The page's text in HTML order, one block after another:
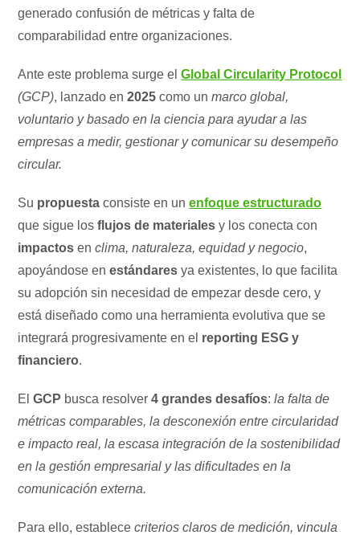
generado confusión de métricas y falta de
comparabilidad entre organizaciones.
Ante este problema surge elGlobal Circularity Protocol
(GCP), lanzado en2025 como unmarco global,
voluntario y basado en la ciencia para ayudar a las
empresas a medir, gestionar y comunicar su desempeño
circular.
Su propuesta consiste en unenfoque estructurado
que sigue losflujos de materiales y los conecta con
impactos enclima, naturaleza, equidad y negocio,
apoyándose enestándares ya existentes, lo que facilita
su adopción sin necesidad de empezar desde cero, y
está diseñado como una herramienta evolutiva que se
integrará progresivamente en el reporting ESG y
financiero.
ElGCP busca resolver4 grandes desafíos:la falta de
métricas comparables, la desconexión entre circularidad
e impacto real, la escasa integración de la sostenibilidad
en la gestión empresarial y las dificultades en la
comunicación externa.
Para ello, establececriterios claros de medición, vincula